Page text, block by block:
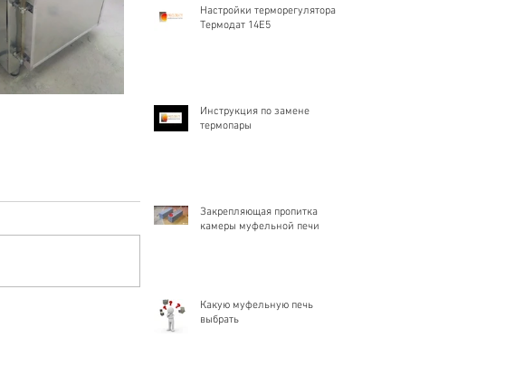
Настройки терморегулятора
Термодат 14Е5
Инструкция по замене
термопары
Закрепляющая пропитка
камеры муфельной печи
Какую муфельную печь
выбрать